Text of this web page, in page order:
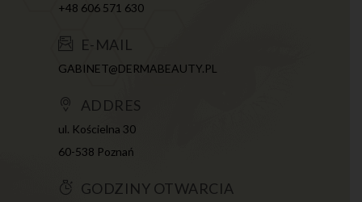
+48 606 571 630
E-MAIL
GABINET@DERMABEAUTY.PL
ADDRES
ul. Kościelna 30
60-538 Poznań
GODZINY OTWARCIA